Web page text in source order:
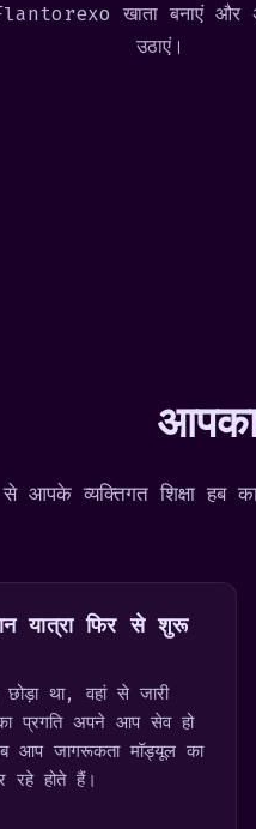
खाता बनाएंऔर
उठाएं।
आपके व्यक्तिगत शिक्षा
यात्रा फिर से शुरू
था, वहां से जारी
प्रगति अपने आप सेव हो
आप जागरूकता मॉड्यूल का
रहे होते हैं।